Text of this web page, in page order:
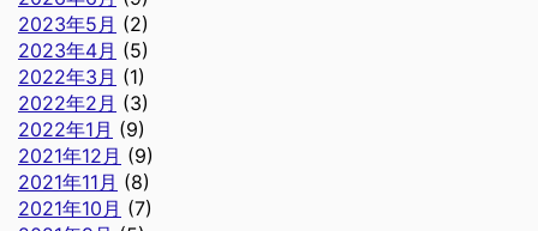
2023年5月 (2)
2023年4月 (5)
2022年3月 (1)
2022年2月 (3)
2022年1月 (9)
2021年12月 (9)
2021年11月 (8)
2021年10月 (7)